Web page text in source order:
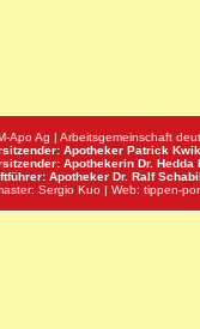
Apo Ag | Arbeitsgemeinschaft
Apotheker Patrick
Apothekerin Dr. Hedda
Apotheker Dr. Ralf
Sergio Kuo | Web: tippen-